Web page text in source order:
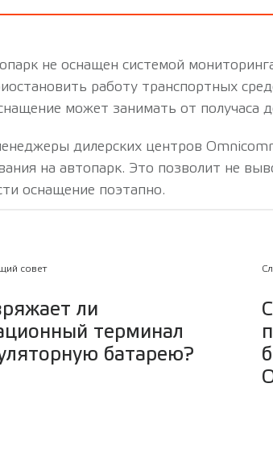
не оснащен системой
работу транспортных
может занимать от получаса
дилерских центров
на автопарк. Это позволит не
оснащение поэтапно.
совет
ли
терминал
батарею?